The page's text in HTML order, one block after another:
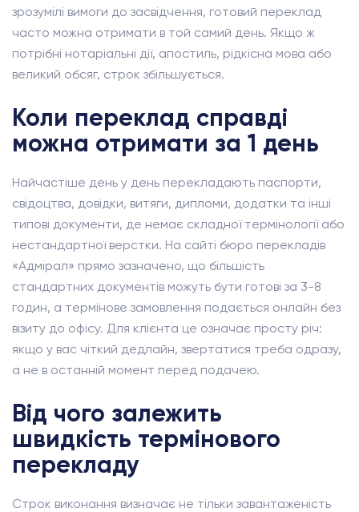
зрозумілі вимоги до засвідчення, готовий переклад
часто можна отримати в той самий день. Якщо ж
потрібні нотаріальні дії, апостиль, рідкісна мова або
великий обсяг, строк збільшується.
Коли переклад справді
можна отримати за 1 день
Найчастіше день у день перекладають паспорти,
свідоцтва, довідки, витяги, дипломи, додатки та інші
типові документи, де немає складної термінології або
нестандартної верстки. На сайті бюро перекладів
«Адмірал» прямо зазначено, що більшість
стандартних документів можуть бути готові за 3-8
годин, а термінове замовлення подається онлайн без
візиту до офісу. Для клієнта це означає просту річ:
якщо у вас чіткий дедлайн, звертатися треба одразу,
а не в останній момент перед подачею.
Від чого залежить
швидкість термінового
перекладу
Строк виконання визначає не тільки завантаженість